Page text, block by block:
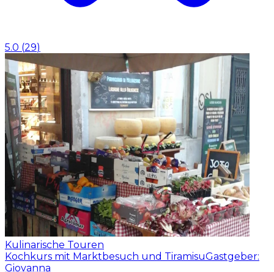
5.0 (29)
Kulinarische Touren
Kochkurs mit Marktbesuch und TiramisuGastgeber:
Giovanna